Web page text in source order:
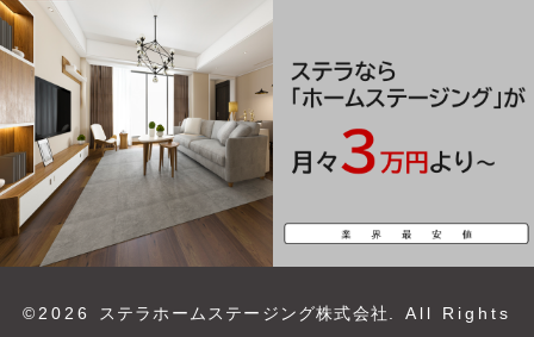
©2026 ステラホームステージング株式会社 . All Rights